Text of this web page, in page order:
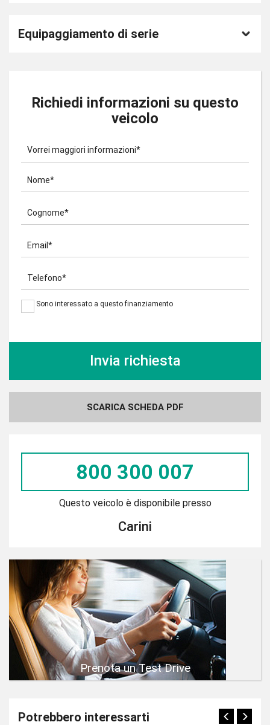
Equipaggiamento di serie
Richiedi informazioni su questo
veicolo
Vorrei maggiori informazioni*
Nome*
Cognome*
Email*
Telefono*
Sono interessato a questo finanziamento
SCARICA SCHEDA PDF
800 300 007
Questo veicolo è disponibile presso
Carini
Prenota un Test Drive
Potrebbero interessarti